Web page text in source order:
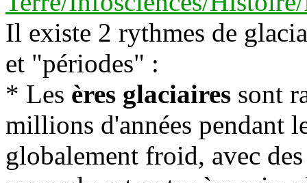
Il existe 2 rythmes de
et "périodes" :
* Les ères glaciaires sont
millions d'années pendant
globalement froid, avec